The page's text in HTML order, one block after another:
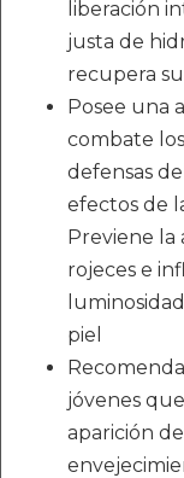
liberación
justa de
recupera
Posee una
combate
defensas
efectos de
Previene la
rojeces e
piel
jóvenes
aparición